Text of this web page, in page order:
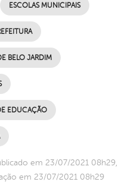
ESCOLAS MUNICIPAIS
BELO JARDIM
EDUCAÇÃO
em 23/07/2021 08h29,
em 23/07/2021 08h29